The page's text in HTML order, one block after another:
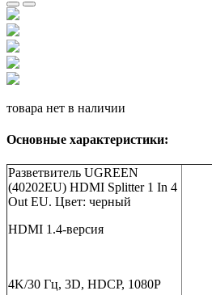
товара нет в наличии
Основные характеристики:
Разветвитель UGREEN
(40202EU) HDMI Splitter 1 In 4
Out EU. Цвет: черный
HDMI 1.4-версия
4K/30 Гц, 3D, HDCP, 1080P